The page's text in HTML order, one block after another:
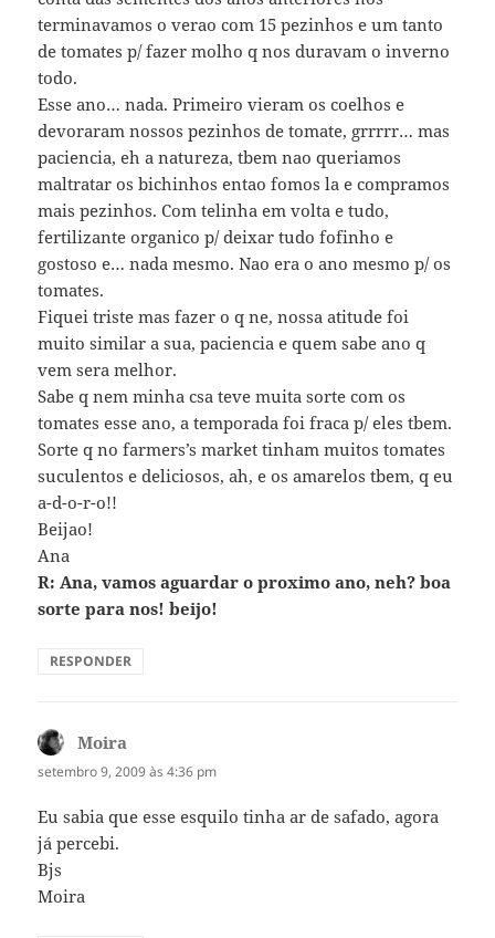
terminavamos o verao com 15 pezinhos e um tanto
de tomates p/ fazer molho q nos duravam o inverno
todo.
Esse ano… nada. Primeiro vieram os coelhos e
devoraram nossos pezinhos de tomate, grrrrr… mas
paciencia, eh a natureza, tbem nao queriamos
maltratar os bichinhos entao fomos la e compramos
mais pezinhos. Com telinha em volta e tudo,
fertilizante organico p/ deixar tudo fofinho e
gostoso e… nada mesmo. Nao era o ano mesmo p/ os
tomates.
Fiquei triste mas fazer o q ne, nossa atitude foi
muito similar a sua, paciencia e quem sabe ano q
vem sera melhor.
Sabe q nem minha csa teve muita sorte com os
tomates esse ano, a temporada foi fraca p/ eles tbem.
Sorte q no farmers’s market tinham muitos tomates
suculentos e deliciosos, ah, e os amarelos tbem, q eu
a-d-o-r-o!!
Beijao!
Ana
R: Ana, vamos aguardar o proximo ano, neh? boa
sorte para nos! beijo!
RESPONDER
Moira
setembro 9, 2009 às 4:36 pm
Eu sabia que esse esquilo tinha ar de safado, agora
já percebi.
Bjs
Moira